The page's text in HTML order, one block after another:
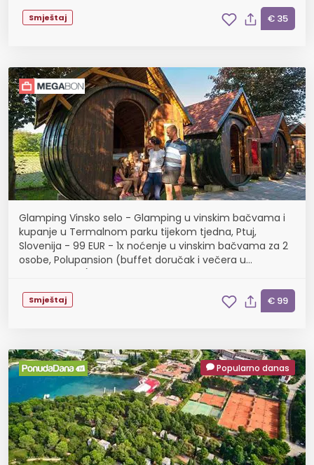
Smještaj € 35
Glamping Vinsko selo - Glamping u vinskim bačvama i
kupanje u Termalnom parku tijekom tjedna, Ptuj,
Slovenija - 99 EUR - 1x noćenje u vinskim bačvama za 2
osobe, Polupansion (buffet doručak i večera u
Smještaj € 99
Popularno danas